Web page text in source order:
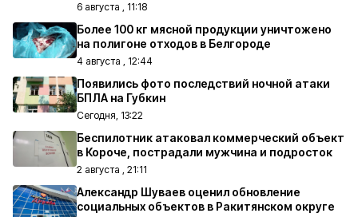
6 августа , 11:18
Более 100 кг мясной продукции уничтожено
на полигоне отходов в Белгороде
4 августа , 12:44
Появились фото последствий ночной атаки
БПЛА на Губкин
Сегодня, 13:22
Беспилотник атаковал коммерческий объект
в Короче, пострадали мужчина и подросток
2 августа , 21:11
Александр Шуваев оценил обновление
социальных объектов в Ракитянском округе